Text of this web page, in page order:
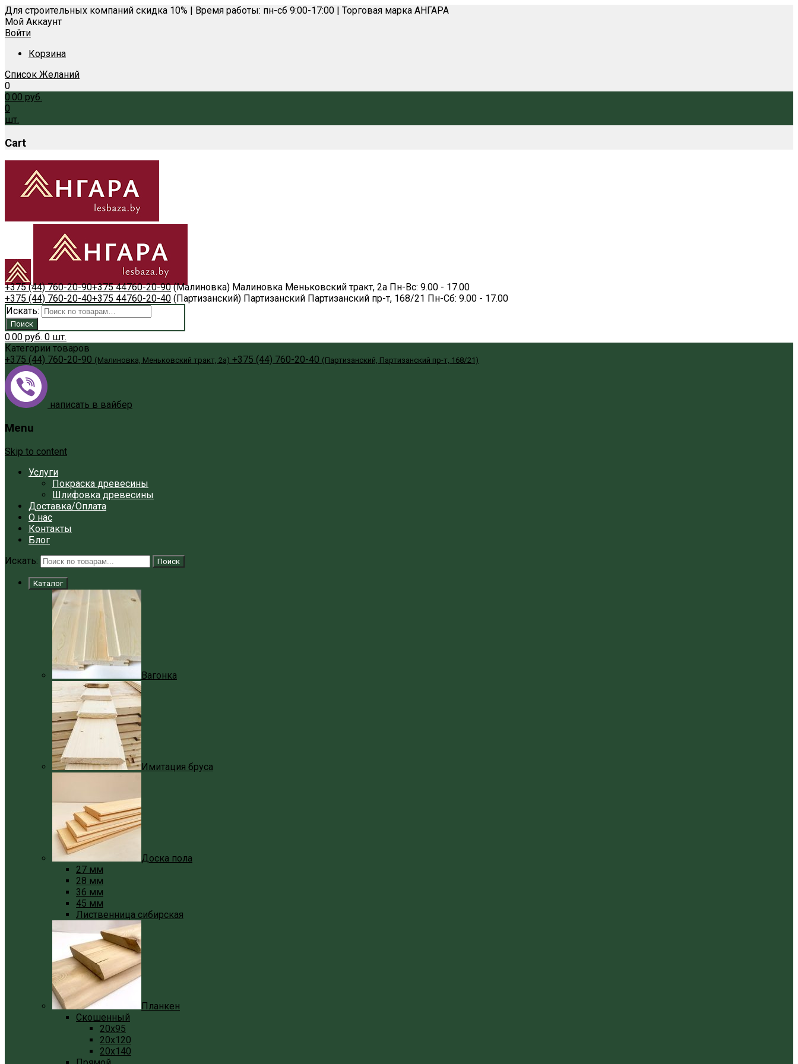
Для строительных компаний скидка 10% | Время работы: пн-сб 9:00-17:00 | Торговая марка АНГАРА
Мой Аккаунт
Войти
Корзина
Список Желаний
0
0.00 руб.
0
шт.
Cart
+375 (44) 760-20-90+375 44760-20-90 (Малиновка) Малиновка Меньковский тракт, 2а Пн-Вс: 9.00 - 17.00
+375 (44) 760-20-40+375 44760-20-40 (Партизанский) Партизанский Партизанский пр-т, 168/21 Пн-Сб: 9.00 - 17.00
Искать:
Поиск
0.00 руб. 0 шт.
Категории товаров
+375 (44) 760-20-90 (Малиновка, Меньковский тракт, 2а) +375 (44) 760-20-40 (Партизанский, Партизанский пр-т, 168/21)
написать в вайбер
Menu
Skip to content
Услуги
Покраска древесины
Шлифовка древесины
Доставка/Оплата
О нас
Контакты
Блог
Искать:
Поиск
Каталог
Вагонка
Имитация бруса
Доска пола
27 мм
28 мм
36 мм
45 мм
Лиственница сибирская
Планкен
Скошенный
20x95
20x120
20x140